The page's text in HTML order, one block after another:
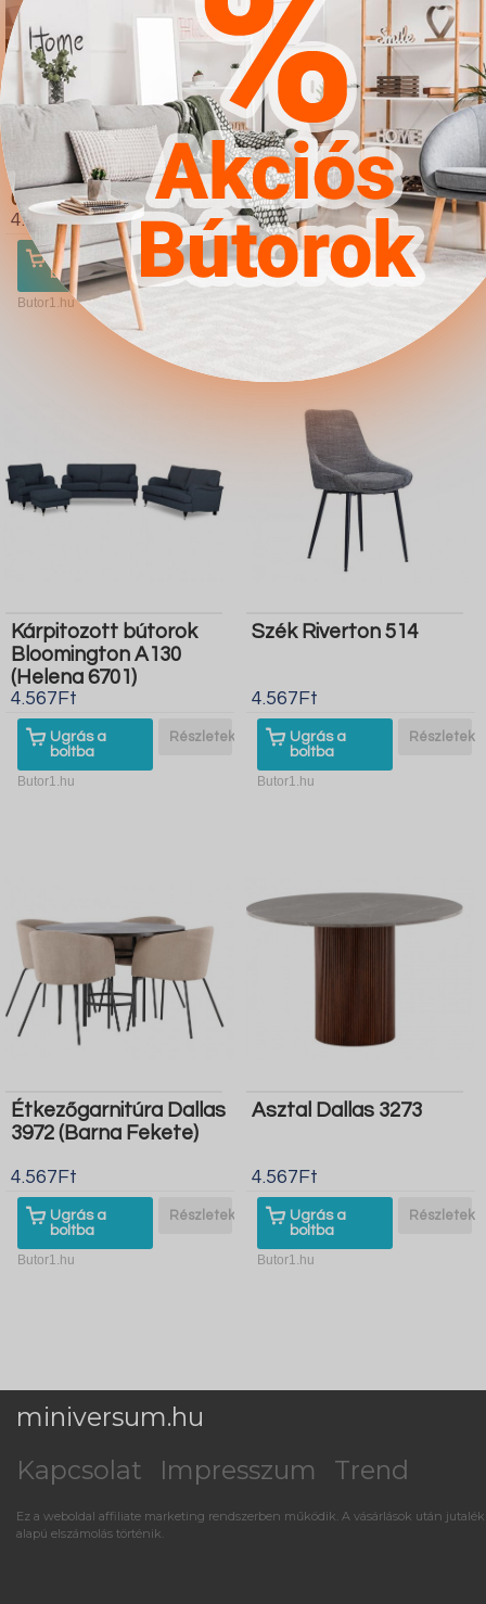
Kárpitozott bútorok
Providence 171 (Soft
011 Lux 05)
4.567Ft
Ugrás a
boltba
Részletek
Butor1.hu
Karosszék Columbus
176 (Country 3)
4.567Ft
Ugrás a
boltba
Részletek
Kárpitozott bútorok
Bloomington A130
(Helena 6701)
4.567Ft
Ugrás a
boltba
Részletek
Butor1.hu
Szék Riverton 514
4.567Ft
Ugrás a
boltba
Részletek
Butor1.hu
Étkezőgarnitúra Dallas
3972 (Barna Fekete)
4.567Ft
Ugrás a
boltba
Részletek
Butor1.hu
Asztal Dallas 3273
4.567Ft
Ugrás a
boltba
Részletek
Butor1.hu
miniversum.hu
Kapcsolat
Impresszum Trend
Ez a weboldal affiliate marketing rendszerben működik. A vásárlások után jutalék
alapú elszámolás történik.